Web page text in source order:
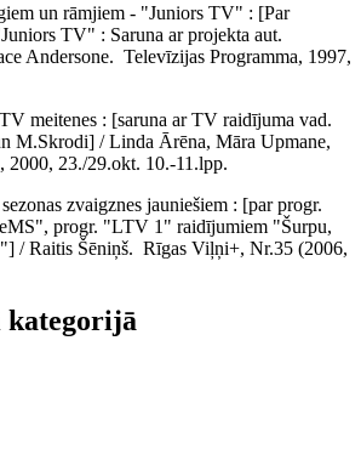
un rāmjiem - "Juniors TV" : [Par
TV" : Saruna ar projekta aut.
Andersone. Televīzijas Programma, 1997,
meitenes : [saruna ar TV raidījuma vad.
M.Skrodi] / Linda Ārēna, Māra Upmane,
23./29.okt. 10.-11.lpp.
zvaigznes jauniešiem : [par progr.
progr. "LTV 1" raidījumiem "Šurpu,
/ Raitis Šēniņš. Rīgas Viļņi+, Nr.35 (2006,